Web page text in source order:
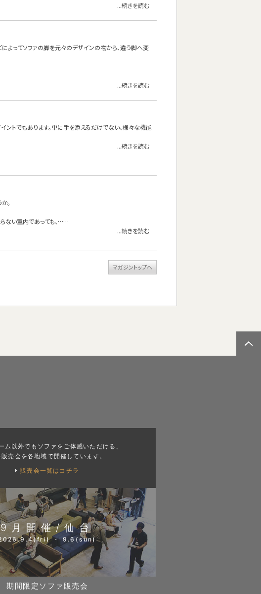
...続きを読む
よってソファの脚を元々のデザインの物から、違う脚へ変
...続きを読む
ントでもあります。単に手を添えるだけでない、様々な機能
...続きを読む
。
ない室内であっても、……
...続きを読む
マガジントップへ
ム以外でもソファをご体感いただける、
売会を各地域で開催しています。
販売会一覧はコチラ
9月開催/仙台
・ 9.6(sun)
期間限定ソファ販売会